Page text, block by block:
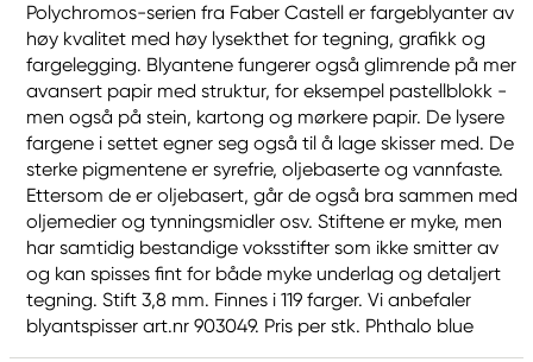
Polychromos-serien fra Faber Castell er fargeblyanter av
høy kvalitet med høy lysekthet for tegning, grafikk og
fargelegging. Blyantene fungerer også glimrende på mer
avansert papir med struktur, for eksempel pastellblokk -
men også på stein, kartong og mørkere papir. De lysere
fargene i settet egner seg også til å lage skisser med. De
sterke pigmentene er syrefrie, oljebaserte og vannfaste.
Ettersom de er oljebasert, går de også bra sammen med
oljemedier og tynningsmidler osv. Stiftene er myke, men
har samtidig bestandige voksstifter som ikke smitter av
og kan spisses fint for både myke underlag og detaljert
tegning. Stift 3,8 mm. Finnes i 119 farger. Vi anbefaler
blyantspisser art.nr 903049. Pris per stk. Phthalo blue